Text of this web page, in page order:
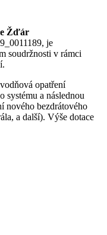
Žďár
je
soudržnosti v rámci
opatření
systému a následnou
nového bezdrátového
a další). Výše dotace